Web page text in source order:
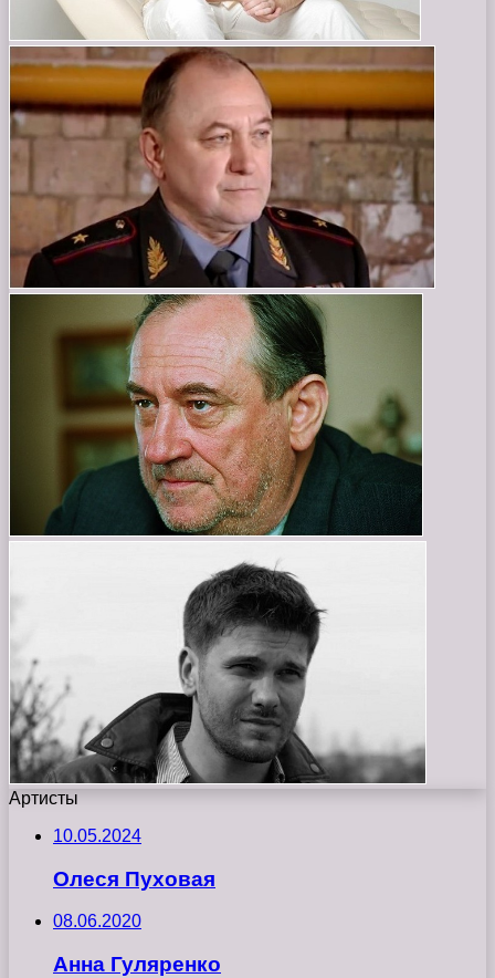
Артисты
10.05.2024
Олеся Пуховая
08.06.2020
Анна Гуляренко